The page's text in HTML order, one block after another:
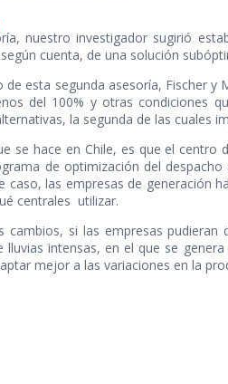
nuestro investigador sugirió
cuenta, de una solución
esta segunda asesoría, Fischer
del 100% y otras condiciones
la segunda de las cuales
se hace en Chile, es que el
de optimización del
caso, las empresas de generación
centrales utilizar.
cambios, si las empresas
intensas, en el que se
mejor a las variaciones en la